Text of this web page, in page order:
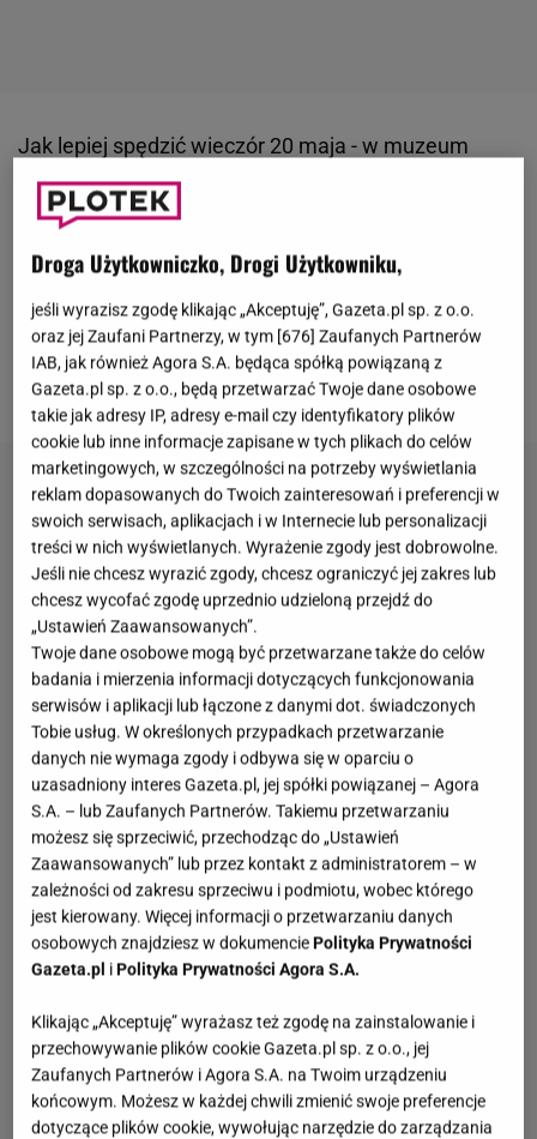
Jak lepiej spędzić wieczór 20 maja - w muzeum
czy z Netfliksem? Na to pytanie w przewrotny
sposób odpowiedziało Muzeum Narodowe w
Warszawie. W mediach społecznościowych
instytucji pojawiła się żartobliwa grafika
zestawiająca 164. urodziny muzeum z finałem
programu "Love Is Blind: Polska". Efekt? Zobaczcie
sami.
Droga Użytkowniczko, Drogi Użytkowniku,
jeśli wyrazisz zgodę klikając „Akceptuję”, Gazeta.pl sp. z o.o.
oraz jej Zaufani Partnerzy, w tym [676] Zaufanych Partnerów
IAB, jak również Agora S.A. będąca spółką powiązaną z
Gazeta.pl sp. z o.o., będą przetwarzać Twoje dane osobowe
takie jak adresy IP, adresy e-mail czy identyfikatory plików
cookie lub inne informacje zapisane w tych plikach do celów
marketingowych, w szczególności na potrzeby wyświetlania
reklam dopasowanych do Twoich zainteresowań i preferencji w
swoich serwisach, aplikacjach i w Internecie lub personalizacji
treści w nich wyświetlanych. Wyrażenie zgody jest dobrowolne.
Jeśli nie chcesz wyrazić zgody, chcesz ograniczyć jej zakres lub
chcesz wycofać zgodę uprzednio udzieloną przejdź do
„Ustawień Zaawansowanych”.
Twoje dane osobowe mogą być przetwarzane także do celów
badania i mierzenia informacji dotyczących funkcjonowania
serwisów i aplikacji lub łączone z danymi dot. świadczonych
Tobie usług. W określonych przypadkach przetwarzanie
danych nie wymaga zgody i odbywa się w oparciu o
uzasadniony interes Gazeta.pl, jej spółki powiązanej – Agora
S.A. – lub Zaufanych Partnerów. Takiemu przetwarzaniu
możesz się sprzeciwić, przechodząc do „Ustawień
Zaawansowanych” lub przez kontakt z administratorem – w
zależności od zakresu sprzeciwu i podmiotu, wobec którego
jest kierowany. Więcej informacji o przetwarzaniu danych
osobowych znajdziesz w dokumencie Polityka Prywatności
Gazeta.pl i Polityka Prywatności Agora S.A.
Klikając „Akceptuję” wyrażasz też zgodę na zainstalowanie i
przechowywanie plików cookie Gazeta.pl sp. z o.o., jej
Zaufanych Partnerów i Agora S.A. na Twoim urządzeniu
końcowym. Możesz w każdej chwili zmienić swoje preferencje
dotyczące plików cookie, wywołując narzędzie do zarządzania